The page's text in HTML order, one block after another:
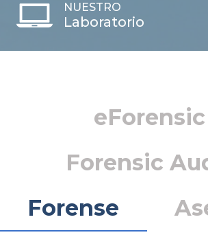
NUESTRO
Laboratorio
eForensic
Forensic
Forense